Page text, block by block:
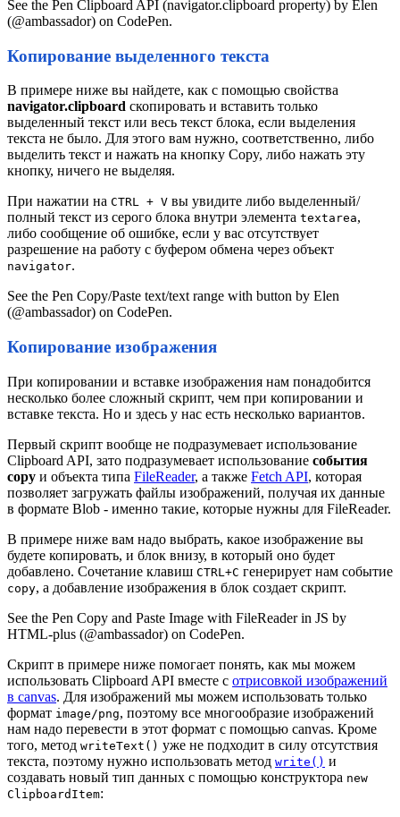
See the Pen Clipboard API (navigator.clipboard property) by Elen
(@ambassador) on CodePen.
Копирование выделенного текста
В примере ниже вы найдете, как с помощью свойства
navigator.clipboard скопировать и вставить только
выделенный текст или весь текст блока, если выделения
текста не было. Для этого вам нужно, соответственно, либо
выделить текст и нажать на кнопку Copy, либо нажать эту
кнопку, ничего не выделяя.
При нажатии на CTRL + V вы увидите либо выделенный/
полный текст из серого блока внутри элемента textarea,
либо сообщение об ошибке, если у вас отсутствует
разрешение на работу с буфером обмена через объект
navigator.
See the Pen Copy/Paste text/text range with button by Elen
(@ambassador) on CodePen.
Копирование изображения
При копировании и вставке изображения нам понадобится
несколько более сложный скрипт, чем при копировании и
вставке текста. Но и здесь у нас есть несколько вариантов.
Первый скрипт вообще не подразумевает использование
Clipboard API, зато подразумевает использование события
copy и объекта типа FileReader, a также Fetch API, которая
позволяет загружать файлы изображений, получая их данные
в формате Blob - именно такие, которые нужны для FileReader.
В примере ниже вам надо выбрать, какое изображение вы
будете копировать, и блок внизу, в который оно будет
добавлено. Сочетание клавиш CTRL+С генерирует нам событие
copy, а добавление изображения в блок создает скрипт.
See the Pen Copy and Paste Image with FileReader in JS by
HTML-plus (@ambassador) on CodePen.
Cкрипт в примере ниже помогает понять, как мы можем
использовать Clipboard API вместе с отрисовкой изображений
в canvas. Для изображений мы можем использовать только
формат image/png, поэтому все многообразие изображений
нам надо перевести в этот формат с помощью canvas. Кроме
того, метод writeText() уже не подходит в силу отсутствия
текста, поэтому нужно использовать метод write() и
создавать новый тип данных с помощью конструктора new
ClipboardItem: